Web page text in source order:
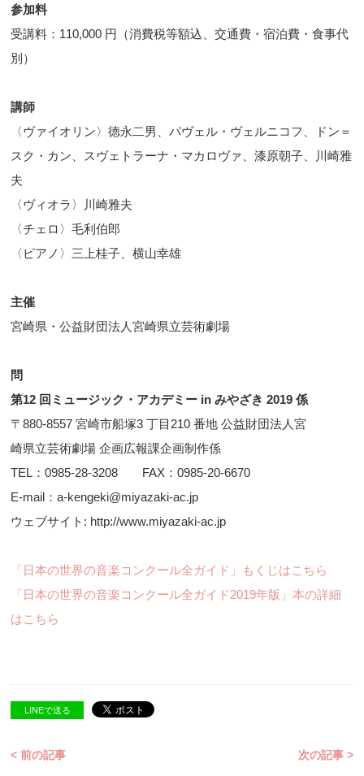
参加料
受講料：110,000 円（消費税等額込、交通費・宿泊費・食事代
別）
講師
〈ヴァイオリン〉徳永二男、パヴェル・ヴェルニコフ、ドン＝
スク・カン、スヴェトラーナ・マカロヴァ、漆原朝子、川崎雅
夫
〈ヴィオラ〉川崎雅夫
〈チェロ〉毛利伯郎
〈ピアノ〉三上桂子、横山幸雄
主催
宮崎県・公益財団法人宮崎県立芸術劇場
問
第12 回ミュージック・アカデミー in みやざき 2019 係
〒880-8557 宮崎市船塚3 丁目210 番地 公益財団法人宮
崎県立芸術劇場 企画広報課企画制作係
TEL：0985-28-3208 FAX：0985-20-6670
E-mail：a-kengeki@miyazaki-ac.jp
ウェブサイト: http://www.miyazaki-ac.jp
「日本の世界の音楽コンクール全ガイド」もくじはこちら
「日本の世界の音楽コンクール全ガイド2019年版」本の詳細
はこちら
LINEで送る
< 前の記事 次の記事 >